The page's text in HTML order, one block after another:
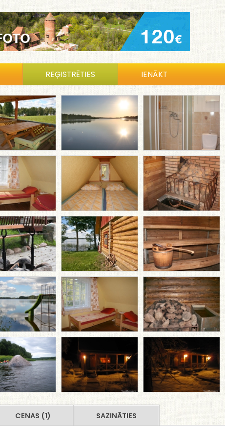
REĢISTRĒTIES IENĀKT
CENAS (1) SAZINĀTIES